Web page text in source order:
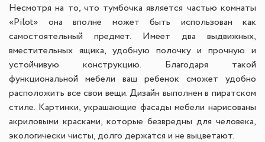
Несмотря на то, что тумбочка является частью комнаты
«Pilot» она вполне может быть использован как
самостоятельный предмет. Имеет два выдвижных,
вместительных ящика, удобную полочку и прочную и
устойчивую конструкцию. Благодаря такой
функциональной мебели ваш ребенок сможет удобно
расположить все свои вещи. Дизайн выполнен в пиратском
стиле. Картинки, украшающие фасады мебели нарисованы
акриловыми красками, которые безвредны для человека,
экологически чисты, долго держатся и не выцветают.